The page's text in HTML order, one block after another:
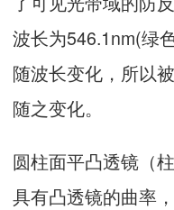
波长为546.1nm(绿
随波长变化，所以
随之变化。
圆柱面平凸透镜（
具有凸透镜的曲率